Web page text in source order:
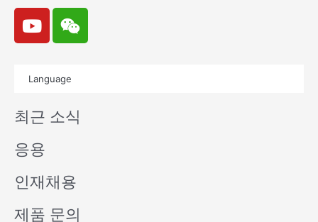
Y
o
u
e
W
e
i
n
Language
최근 소식
응용
인재채용
제품 문의